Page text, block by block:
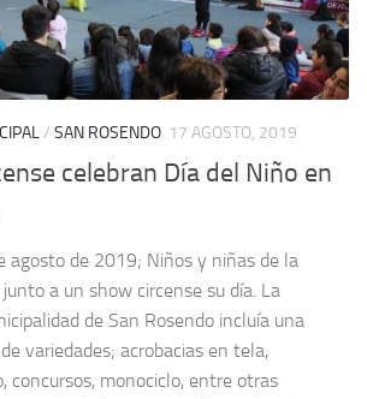
/ SAN ROSENDO 17 AGOSTO, 2019
celebran Día del Niño en
agosto de 2019; Niños y niñas de la
a un show circense su día. La
de San Rosendo incluía una
variedades; acrobacias en tela,
concursos, monociclo, entre otras